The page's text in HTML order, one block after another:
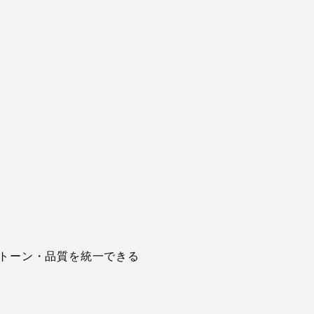
ーン・品質を統一できる